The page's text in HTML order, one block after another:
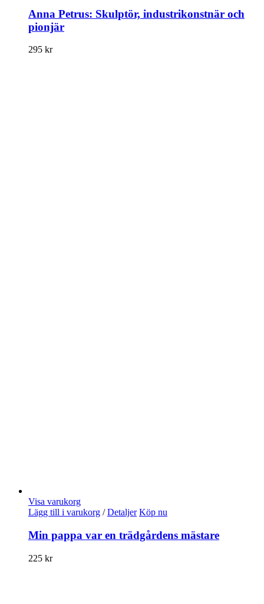
Anna Petrus: Skulptör, industrikonstnär och
pionjär
295 kr
Visa varukorg
Lägg till i varukorg / Detaljer Köp nu
Min pappa var en trädgårdens mästare
225 kr